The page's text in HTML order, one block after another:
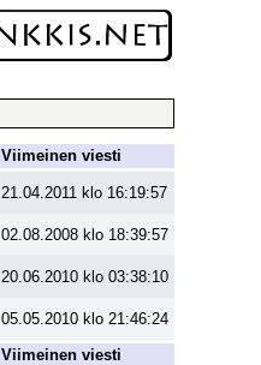
Viimeinen viesti
21.04.2011 klo 16:19:57
02.08.2008 klo 18:39:57
20.06.2010 klo 03:38:10
05.05.2010 klo 21:46:24
Viimeinen viesti